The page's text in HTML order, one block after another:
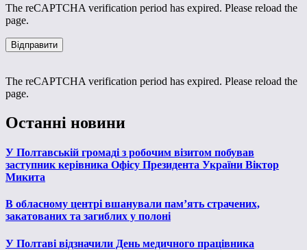
The reCAPTCHA verification period has expired. Please reload the
page.
The reCAPTCHA verification period has expired. Please reload the
page.
Останні новини
У Полтавській громаді з робочим візитом побував
заступник керівника Офісу Президента України Віктор
Микита
В обласному центрі вшанували пам’ять страчених,
закатованих та загиблих у полоні
У Полтаві відзначили День медичного працівника